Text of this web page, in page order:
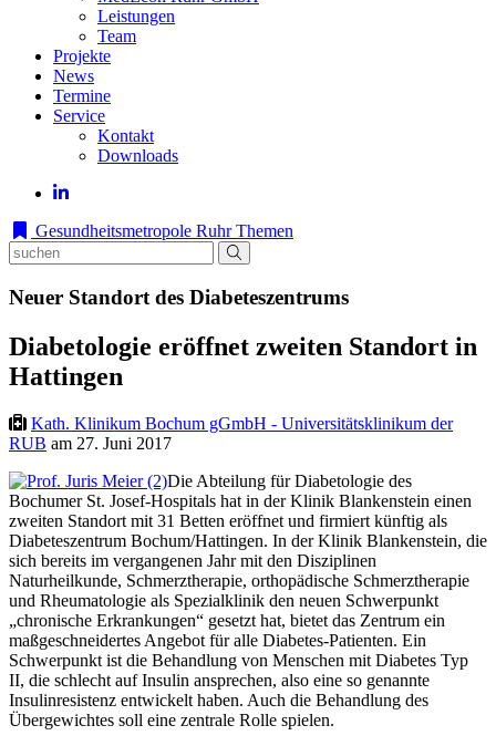
Leistungen
Team
Projekte
News
Termine
Service
Kontakt
Downloads
Gesundheitsmetropole Ruhr Themen
Neuer Standort des Diabeteszentrums
Diabetologie eröffnet zweiten Standort in
Hattingen
Kath. Klinikum Bochum gGmbH - Universitätsklinikum der
RUB am 27. Juni 2017
Die Abteilung für Diabetologie des
Bochumer St. Josef-Hospitals hat in der Klinik Blankenstein einen
zweiten Standort mit 31 Betten eröffnet und firmiert künftig als
Diabeteszentrum Bochum/Hattingen. In der Klinik Blankenstein, die
sich bereits im vergangenen Jahr mit den Disziplinen
Naturheilkunde, Schmerztherapie, orthopädische Schmerztherapie
und Rheumatologie als Spezialklinik den neuen Schwerpunkt
„chronische Erkrankungen“ gesetzt hat, bietet das Zentrum ein
maßgeschneidertes Angebot für alle Diabetes-Patienten. Ein
Schwerpunkt ist die Behandlung von Menschen mit Diabetes Typ
II, die schlecht auf Insulin ansprechen, also eine so genannte
Insulinresistenz entwickelt haben. Auch die Behandlung des
Übergewichtes soll eine zentrale Rolle spielen.